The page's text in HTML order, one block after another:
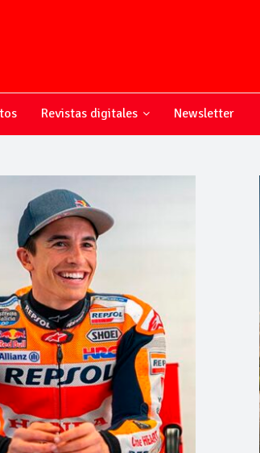
Revistas digitales Newsletter